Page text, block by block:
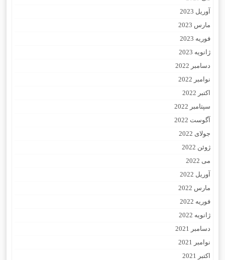
آوریل 2023
مارس 2023
فوریه 2023
ژانویه 2023
دسامبر 2022
نوامبر 2022
اکتبر 2022
سپتامبر 2022
آگوست 2022
جولای 2022
ژوئن 2022
می 2022
آوریل 2022
مارس 2022
فوریه 2022
ژانویه 2022
دسامبر 2021
نوامبر 2021
اکتبر 2021